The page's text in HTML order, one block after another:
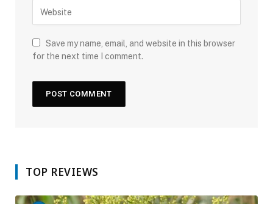
Save my name, email, and website in this browser
for the next time I comment.
TOP REVIEWS